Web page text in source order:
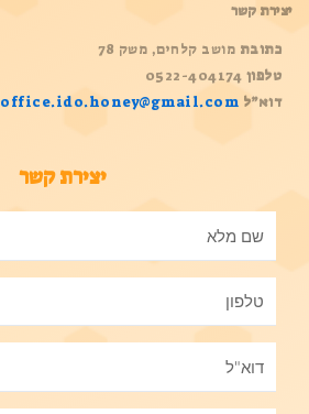
יצירת קשר
כתובת מושב קלחים, משק 78
טלפון 0522-404174
דוא”ל office.ido.honey@gmail.com
יצירת קשר